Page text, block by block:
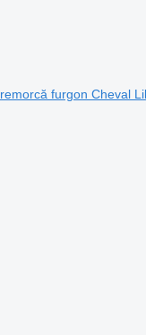
remorcă furgon Cheval